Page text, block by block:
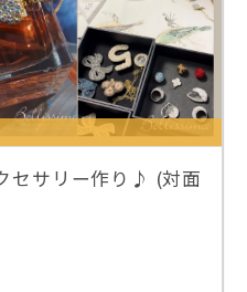
セサリー作り♪ (対面